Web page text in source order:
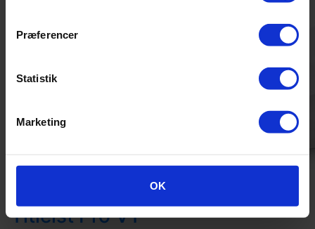
Præferencer
Statistik
Marketing
OK
Titleist Pro V1